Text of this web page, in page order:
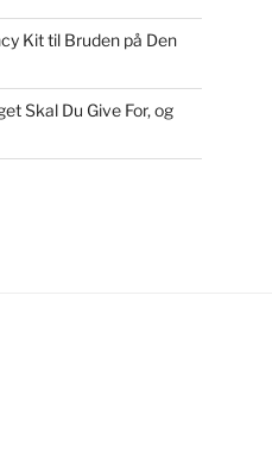
Kit til Bruden på Den
Skal Du Give For, og